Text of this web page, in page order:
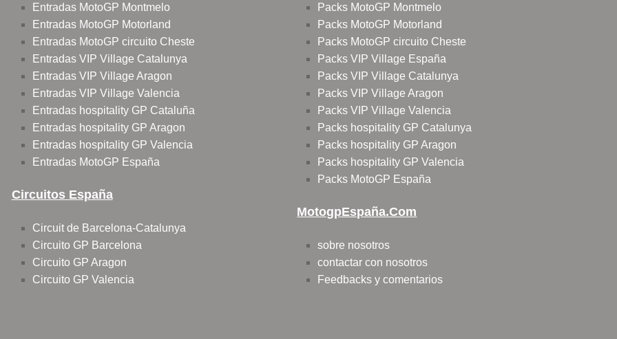
Entradas MotoGP Montmelo
Entradas MotoGP Motorland
Entradas MotoGP circuito Cheste
Entradas VIP Village Catalunya
Entradas VIP Village Aragon
Entradas VIP Village Valencia
Entradas hospitality GP Cataluña
Entradas hospitality GP Aragon
Entradas hospitality GP Valencia
Entradas MotoGP España
Circuitos España
Circuit de Barcelona-Catalunya
Circuito GP Barcelona
Circuito GP Aragon
Circuito GP Valencia
Packs MotoGP Montmelo
Packs MotoGP Motorland
Packs MotoGP circuito Cheste
Packs VIP Village España
Packs VIP Village Catalunya
Packs VIP Village Aragon
Packs VIP Village Valencia
Packs hospitality GP Catalunya
Packs hospitality GP Aragon
Packs hospitality GP Valencia
Packs MotoGP España
MotogpEspaña.com
sobre nosotros
contactar con nosotros
Feedbacks y comentarios